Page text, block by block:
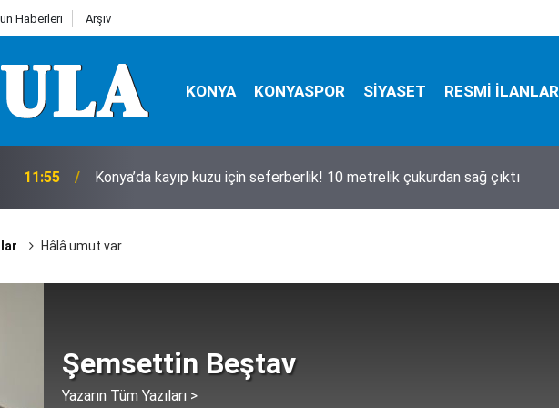
Haberleri Arşiv
KONYA KONYASPOR SİYASET RESMİ İLANLAR
11:55 Konya’da kayıp kuzu için seferberlik! 10 metrelik çukurdan sağ çıktı
Hâlâ umut var
Şemsettin Beştav
Yazarın Tüm Yazıları >